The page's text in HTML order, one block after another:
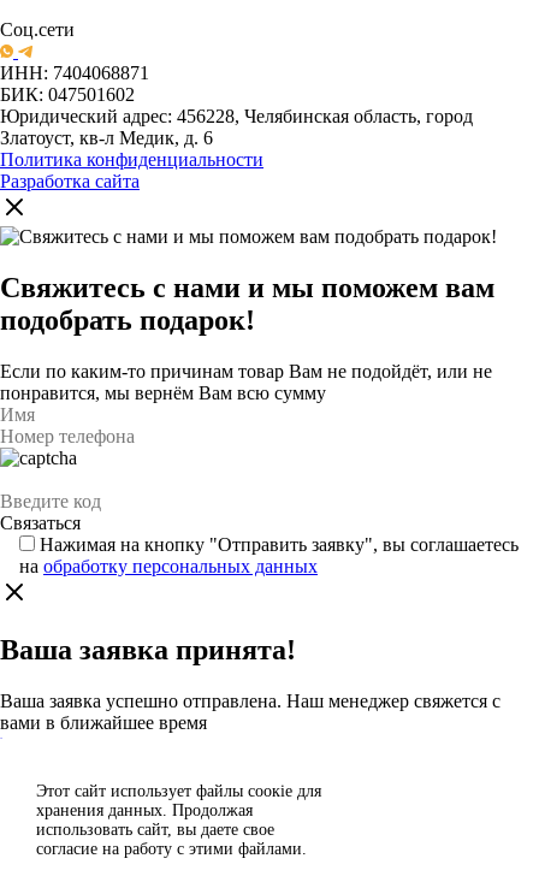
Соц.сети
ИНН: 7404068871
БИК: 047501602
Юридический адрес: 456228, Челябинская область, город
Златоуст, кв-л Медик, д. 6
Политика конфиденциальности
Разработка сайта
Свяжитесь с нами и мы поможем вам
подобрать подарок!
Если по каким-то причинам товар Вам не подойдёт, или не
понравится, мы вернём Вам всю сумму
Нажимая на кнопку "Отправить заявку", вы соглашаетесь
на обработку персональных данных
Ваша заявка принята!
Ваша заявка успешно отправлена. Наш менеджер свяжется с
вами в ближайшее время
Каталог
Спасибо за отзыв!
Этот сайт использует файлы сoокіе для
хранения данных. Продолжая
использовать сайт, вы даете свое
согласие на работу с этими файлами.